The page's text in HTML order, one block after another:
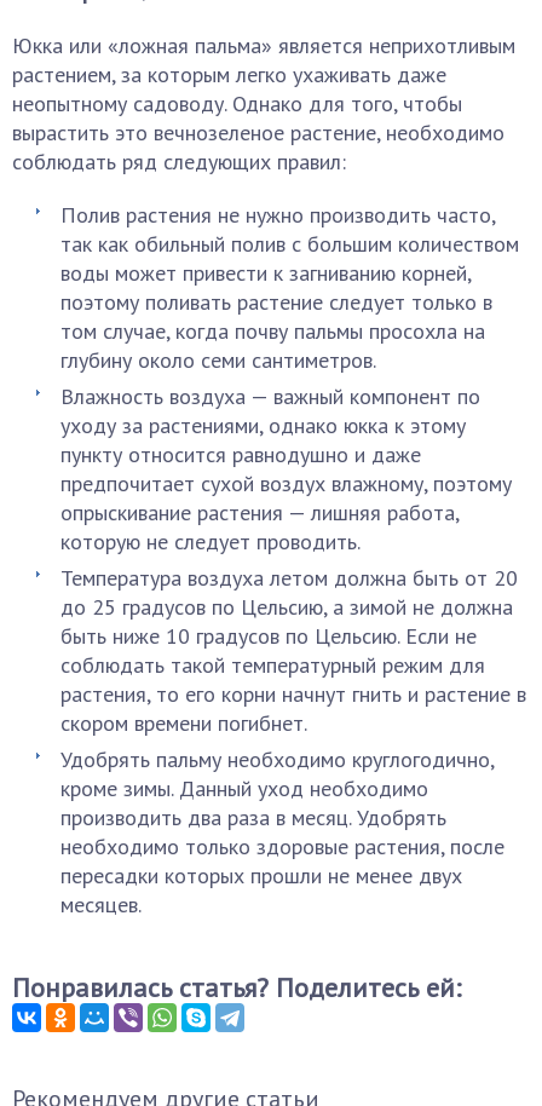
Юкка или «ложная пальма» является неприхотливым
растением, за которым легко ухаживать даже
неопытному садоводу. Однако для того, чтобы
вырастить это вечнозеленое растение, необходимо
соблюдать ряд следующих правил:
Полив растения не нужно производить часто,
так как обильный полив с большим количеством
воды может привести к загниванию корней,
поэтому поливать растение следует только в
том случае, когда почву пальмы просохла на
глубину около семи сантиметров.
Влажность воздуха — важный компонент по
уходу за растениями, однако юкка к этому
пункту относится равнодушно и даже
предпочитает сухой воздух влажному, поэтому
опрыскивание растения — лишняя работа,
которую не следует проводить.
Температура воздуха летом должна быть от 20
до 25 градусов по Цельсию, а зимой не должна
быть ниже 10 градусов по Цельсию. Если не
соблюдать такой температурный режим для
растения, то его корни начнут гнить и растение в
скором времени погибнет.
Удобрять пальму необходимо круглогодично,
кроме зимы. Данный уход необходимо
производить два раза в месяц. Удобрять
необходимо только здоровые растения, после
пересадки которых прошли не менее двух
месяцев.
Понравилась статья? Поделитесь ей:
Рекомендуем другие статьи